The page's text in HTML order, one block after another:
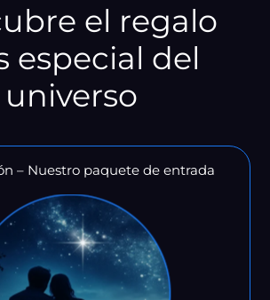
el regalo
especial del
universo
– Nuestro paquete de entrada